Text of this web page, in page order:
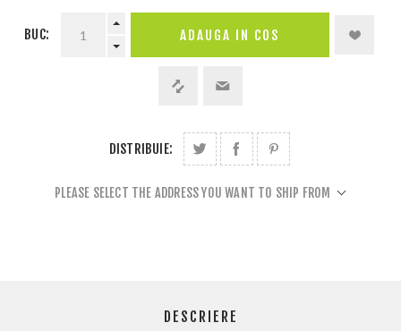
BUC:
DISTRIBUIE:
PLEASE SELECT THE ADDRESS YOU WANT TO SHIP FROM
DESCRIERE